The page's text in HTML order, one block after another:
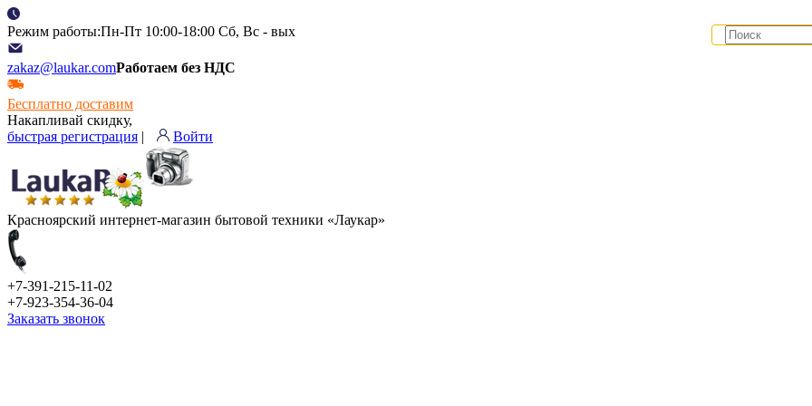
Режим работы:Пн-Пт 10:00-18:00 Сб, Вс - вых
zakaz@laukar.comРаботаем без НДС
Бесплатно доставим
Накапливай скидку,
быстрая регистрация | Войти
Красноярский интернет-магазин бытовой техники «Лаукар»
+7-391-215-11-02
+7-923-354-36-04
Заказать звонок